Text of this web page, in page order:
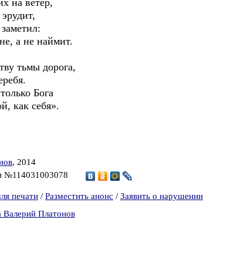
на ветер,
а не наймит.
тьмы дорога,
Бога
как себя».
, 2014
№114031003078
печати / Разместить анонс / Заявить о нарушении
Валерий Платонов